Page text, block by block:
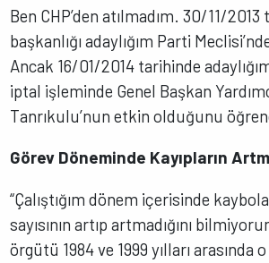
Ben CHP’den atılmadım. 30/11/
başkanlığı adaylığım Parti
Ancak 16/01/2014 tarihinde
iptal işleminde Genel Başkan
Tanrıkulu’nun etkin olduğunu
Görev Döneminde Kayıpların
“Çalıştığım dönem içerisinde
sayısının artıp artmadığını
örgütü 1984 ve 1999 yılları arasında